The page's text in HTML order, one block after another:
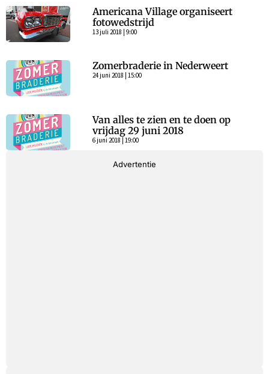
Americana Village organiseert
fotowedstrijd
13 juli 2018 | 9:00
Zomerbraderie in Nederweert
24 juni 2018 | 15:00
Van alles te zien en te doen op
vrijdag 29 juni 2018
6 juni 2018 | 19:00
Advertentie